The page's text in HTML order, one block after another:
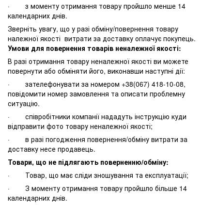
· з моменту отримання товару пройшло менше 14
календарних днів.
Зверніть увагу, що у разі обміну/повернення товару
належної якості витрати за доставку оплачує покупець.
Умови для повернення товарів неналежної якості:
В разі отримання товару неналежної якості ви можете
повернути або обміняти його, виконавши наступні дії:
· зателефонувати за номером +38(067) 418-10-08,
повідомити номер замовлення та описати проблемну
ситуацію.
· співробітники компанії нададуть інструкцію куди
відправити фото товару неналежної якості;
· в разі погодження повернення/обміну витрати за
доставку несе продавець.
Товари, що не підлягають поверненню/обміну:
· Товар, що має сліди зношування та експлуатації;
· З моменту отримання товару пройшло більше 14
календарних днів.